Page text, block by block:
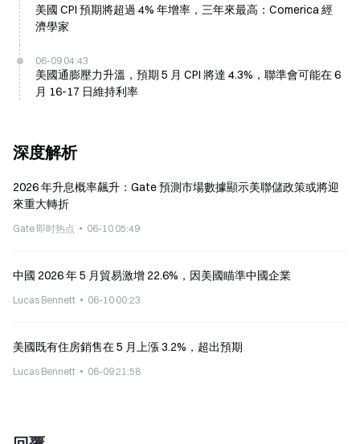
美國 CPI 預期將超過 4% 年增率，三年來最高：Comerica 經
濟學家
06-09 04:43
美國通膨壓力升溫，預期 5 月 CPI 將達 4.3%，聯準會可能在 6
月 16-17 日維持利率
深度解析
2026 年升息概率飆升：Gate 預測市場數據顯示美聯儲政策或將迎
來重大轉折
Gate 即时热点 06-10 05:49
中國 2026 年 5 月貿易激增 22.6%，因美國瞄準中國企業
Lucas Bennett 06-10 00:23
美國既有住房銷售在 5 月上漲 3.2%，超出預期
Lucas Bennett 06-09 21:58